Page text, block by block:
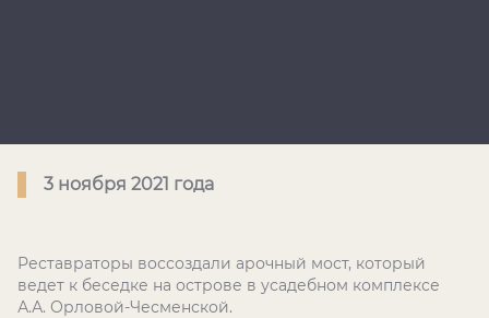
3 ноября 2021 года
Реставраторы воссоздали арочный мост, который
ведет к беседке на острове в усадебном комплексе
А.А. Орловой-Чесменской.